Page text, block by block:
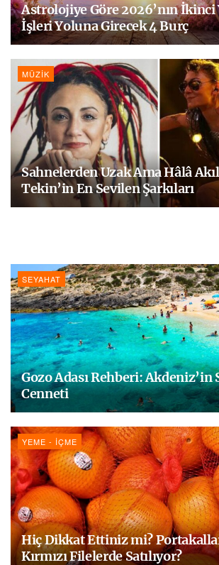
Astrolojiye Göre 2026’nın İkinci
İşleri Yoluna Girecek 4 Burç
MÜZIK
Sahnelerden Uzak Ama Hâlâ
Tekin’in En Sevilen Şarkıları
SEYAHAT
Gozo Adası Rehberi: Akdeniz’in
Cenneti
YEME - İÇME
Hiç Dikkat Ettiniz mi?
Kırmızı Filelerde Satılıyor?